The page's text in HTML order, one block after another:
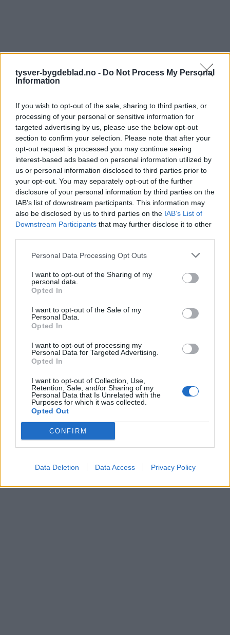
tysver-bygdeblad.no - Do Not Process My Personal
Information
If you wish to opt-out of the sale, sharing to third parties, or
processing of your personal or sensitive information for
targeted advertising by us, please use the below opt-out
section to confirm your selection. Please note that after your
opt-out request is processed you may continue seeing
interest-based ads based on personal information utilized by
us or personal information disclosed to third parties prior to
your opt-out. You may separately opt-out of the further
disclosure of your personal information by third parties on the
IAB’s list of downstream participants. This information may
also be disclosed by us to third parties on the IAB’s List of
Downstream Participants that may further disclose it to other
Personal Data Processing Opt Outs
I want to opt-out of the Sharing of my
personal data.
Opted In
I want to opt-out of the Sale of my
Personal Data.
Opted In
I want to opt-out of processing my
Personal Data for Targeted Advertising.
Opted In
I want to opt-out of Collection, Use,
Retention, Sale, and/or Sharing of my
Personal Data that Is Unrelated with the
Purposes for which it was collected.
Opted Out
CONFIRM
Data Deletion Data Access Privacy Policy